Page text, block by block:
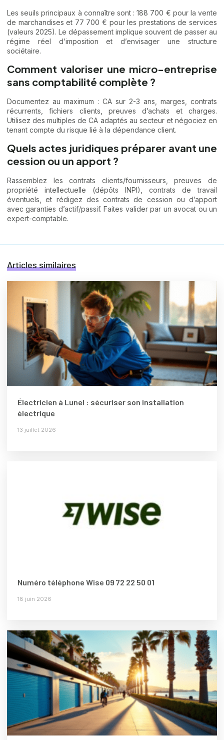
Les seuils principaux à connaître sont : 188 700 € pour la vente
de marchandises et 77 700 € pour les prestations de services
(valeurs 2025). Le dépassement implique souvent de passer au
régime réel d’imposition et d’envisager une structure
sociétaire.
Comment valoriser une micro-entreprise
sans comptabilité complète ?
Documentez au maximum : CA sur 2-3 ans, marges, contrats
récurrents, fichiers clients, preuves d’achats et charges.
Utilisez des multiples de CA adaptés au secteur et négociez en
tenant compte du risque lié à la dépendance client.
Quels actes juridiques préparer avant une
cession ou un apport ?
Rassemblez les contrats clients/fournisseurs, preuves de
propriété intellectuelle (dépôts INPI), contrats de travail
éventuels, et rédigez des contrats de cession ou d’apport
avec garanties d’actif/passif. Faites valider par un avocat ou un
expert-comptable.
Articles similaires
Électricien à Lunel : sécuriser son installation
électrique
13 juillet 2026
Numéro téléphone Wise 09 72 22 50 01
18 juin 2026